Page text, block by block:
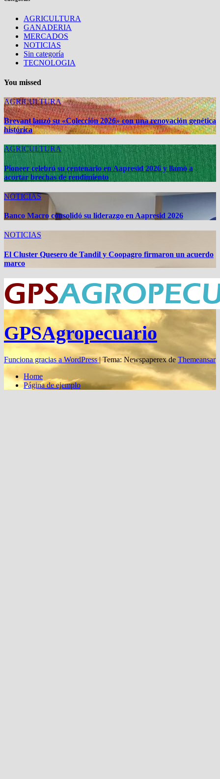
AGRICULTURA
GANADERIA
MERCADOS
NOTICIAS
Sin categoría
TECNOLOGIA
You missed
AGRICULTURA
Brevant lanzó su «Colección 2026» con una renovación genética
histórica
AGRICULTURA
Pioneer celebró su centenario en Aapresid 2026 y llamó a
acortar brechas de rendimiento
NOTICIAS
Banco Macro consolidó su liderazgo en Aapresid 2026
NOTICIAS
El Cluster Quesero de Tandil y Coopagro firmaron un acuerdo
marco
GPSAgropecuario
Funciona gracias a WordPress|Tema: Newspaperex de Themeansar
Home
Página de ejemplo